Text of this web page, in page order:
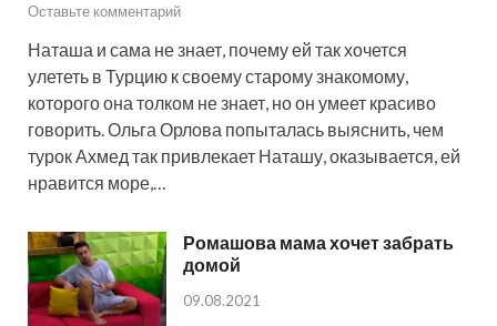
Оставьте комментарий
Наташа и сама не знает, почему ей так хочется
улететь в Турцию к своему старому знакомому,
которого она толком не знает, но он умеет красиво
говорить. Ольга Орлова попыталась выяснить, чем
турок Ахмед так привлекает Наташу, оказывается, ей
нравится море,…
Ромашова мама хочет забрать
домой
09.08.2021